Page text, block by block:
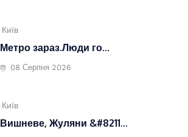
Київ
Метро зараз.Люди го...
08 Серпня 2026
Київ
Вишневе, Жуляни &#8211...